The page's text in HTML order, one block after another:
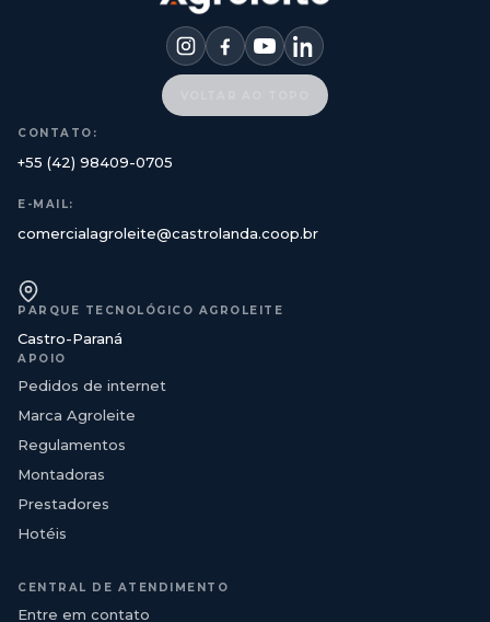
CONTATO:
+55 (42) 98409-0705
E-MAIL:
comercialagroleite@castrolanda.coop.br
PARQUE TECNOLÓGICO AGROLEITE
Castro-Paraná
APOIO
Pedidos de internet
Marca Agroleite
Regulamentos
Montadoras
Prestadores
Hotéis
CENTRAL DE ATENDIMENTO
Entre em contato